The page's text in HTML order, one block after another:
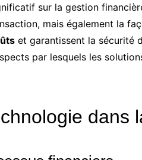
sur la gestion
mais également la
et garantissent la sécurité
par lesquels les
dans